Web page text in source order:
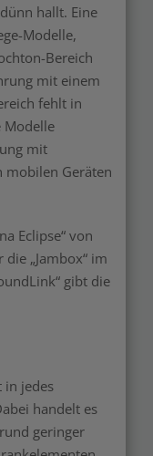
hallt. Eine
Modelle,
Bereich
mit einem
fehlt in
Modelle
mit
mobilen Geräten
Eclipse“ von
die „Jambox“ im
gibt die
in jedes
handelt es
geringer